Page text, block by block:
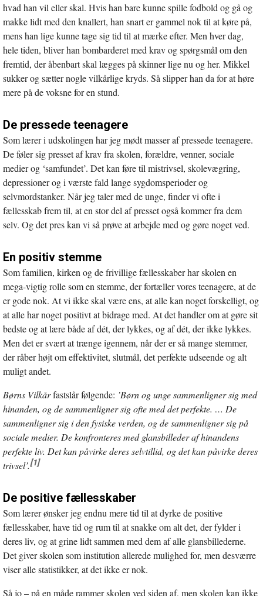
hvad han vil eller skal. Hvis han bare kunne spille fodbold og gå og
makke lidt med den knallert, han snart er gammel nok til at køre på,
mens han lige kunne tage sig tid til at mærke efter. Men hver dag,
hele tiden, bliver han bombarderet med krav og spørgsmål om den
fremtid, der åbenbart skal lægges på skinner lige nu og her. Mikkel
sukker og sætter nogle vilkårlige kryds. Så slipper han da for at høre
mere på de voksne for en stund.
De pressede teenagere
Som lærer i udskolingen har jeg mødt masser af pressede teenagere.
De føler sig presset af krav fra skolen, forældre, venner, sociale
medier og ‘samfundet’. Det kan føre til mistrivsel, skolevægring,
depressioner og i værste fald lange sygdomsperioder og
selvmordstanker. Når jeg taler med de unge, finder vi ofte i
fællesskab frem til, at en stor del af presset også kommer fra dem
selv. Og det pres kan vi så prøve at arbejde med og gøre noget ved.
En positiv stemme
Som familien, kirken og de frivillige fællesskaber har skolen en
mega-vigtig rolle som en stemme, der fortæller vores teenagere, at de
er gode nok. At vi ikke skal være ens, at alle kan noget forskelligt, og
at alle har noget positivt at bidrage med. At det handler om at gøre sit
bedste og at lære både af dét, der lykkes, og af dét, der ikke lykkes.
Men det er svært at trænge igennem, når der er så mange stemmer,
der råber højt om effektivitet, slutmål, det perfekte udseende og alt
muligt andet.
Børns Vilkårfastslår følgende: ’Børn og unge sammenligner sig med
hinanden, og de sammenligner sig ofte med det perfekte. … De
sammenligner sig i den fysiske verden, og de sammenligner sig på
sociale medier. De konfronteres med glansbilleder af hinandens
perfekte liv. Det kan påvirke deres selvtillid, og det kan påvirke deres
trivsel’.[1]
De positive fællesskaber
Som lærer ønsker jeg endnu mere tid til at dyrke de positive
fællesskaber, have tid og rum til at snakke om alt det, der fylder i
deres liv, og at grine lidt sammen med dem af alle glansbillederne.
Det giver skolen som institution allerede mulighed for, men desværre
viser alle statistikker, at det ikke er nok.
Så jo – på en måde rammer skolen ved siden af, men skolen kan ikke